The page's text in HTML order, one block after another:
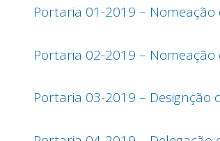
Portaria 01-2019 –
Portaria 02-2019 –
Portaria 03-2019 – Designção